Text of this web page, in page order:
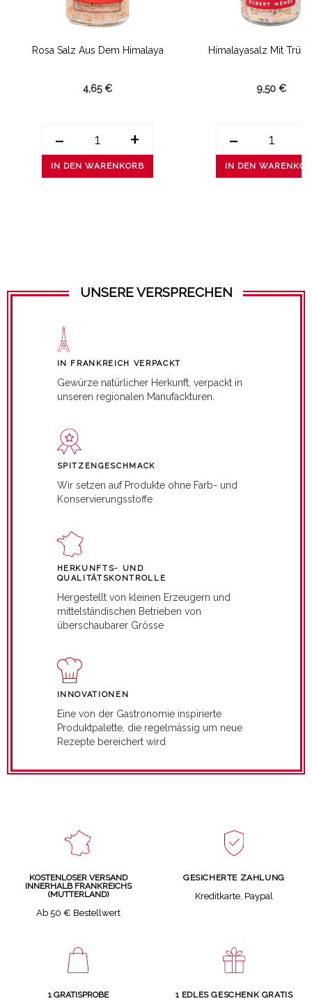
Rosa Salz Aus Dem Himalaya
4,65 €
- +
IN DEN WARENKORB
Himalayasalz Mit
9,50 €
-
IN DEN
UNSERE VERSPRECHEN
IN FRANKREICH VERPACKT
Gewürze natürlicher Herkunft, verpackt in
unseren regionalen Manufackturen.
SPITZENGESCHMACK
Wir setzen auf Produkte ohne Farb- und
Konservierungsstoffe
HERKUNFTS- UND
QUALITÄTSKONTROLLE
Hergestellt von kleinen Erzeugern und
mittelständischen Betrieben von
überschaubarer Grösse
INNOVATIONEN
Eine von der Gastronomie inspirierte
Produktpalette, die regelmässig um neue
Rezepte bereichert wird
KOSTENLOSER VERSAND
INNERHALB FRANKREICHS
(MUTTERLAND)
Ab 50 € Bestellwert
GESICHERTE ZAHLUNG
Kreditkarte, Paypal
1 GRATISPROBE 1 EDLES GESCHENK GRATIS